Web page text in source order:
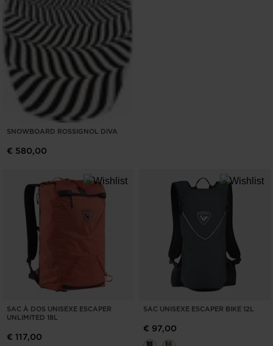
SNOWBOARD ROSSIGNOL DIVA
€ 580,00
SAC À DOS UNISEXE ESCAPER
UNLIMITED 18L
€ 117,00
SAC UNISEXE ESCAPER BIKE 12L
€ 97,00